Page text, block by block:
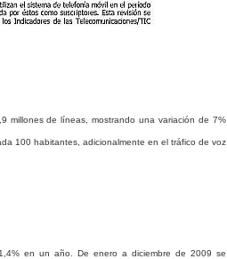
millones de líneas, mostrando una variación de 7%
100 habitantes, adicionalmente en el tráfico de voz
en un año. De enero a diciembre de 2009 se